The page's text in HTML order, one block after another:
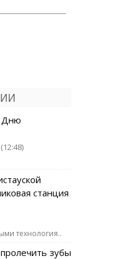
Дню
станция
технология..
зубы